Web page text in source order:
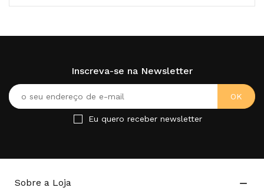
Inscreva-se na Newsletter
Eu quero receber newsletter
Sobre a Loja 